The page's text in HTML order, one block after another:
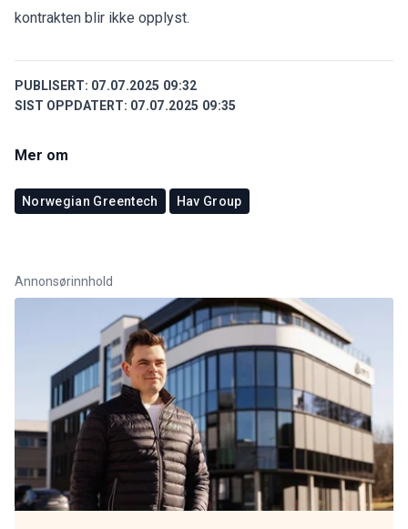
kontrakten blir ikke opplyst.
PUBLISERT: 07.07.2025 09:32
SIST OPPDATERT: 07.07.2025 09:35
Mer om
Norwegian Greentech Hav Group
Annonsørinnhold